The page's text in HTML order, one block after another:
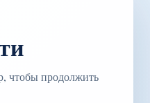
чтобы продолжить